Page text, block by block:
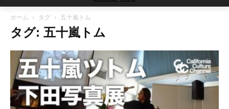
ホーム タグ 五十嵐トム
タグ: 五十嵐トム